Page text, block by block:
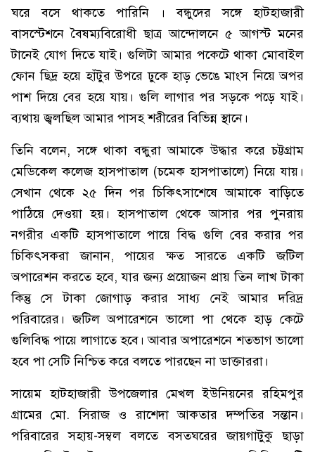
ঘরে বসে থাকতে পারিনি । বন্ধুদের সঙ্গে হাটহাজারী
বাসস্টেশনে বৈষম্যবিরোধী ছাত্র আন্দোলনে ৫ আগস্ট মনের
টানেই যোগ দিতে যাই। গুলিটা আমার পকেটে থাকা মোবাইল
ফোন ছিদ্র হয়ে হাঁটুর উপরে ঢুকে হাড় ভেঙে মাংস নিয়ে অপর
পাশ দিয়ে বের হয়ে যায়। গুলি লাগার পর সড়কে পড়ে যাই।
ব্যথায় জ্বলছিল আমার পাসহ শরীরের বিভিন্ন স্থানে।
তিনি বলেন, সঙ্গে থাকা বন্ধুরা আমাকে উদ্ধার করে চট্টগ্রাম
মেডিকেল কলেজ হাসপাতাল (চমেক হাসপাতালে) নিয়ে যায়।
সেখান থেকে ২৫ দিন পর চিকিৎসাশেষে আমাকে বাড়িতে
পাঠিয়ে দেওয়া হয়। হাসপাতাল থেকে আসার পর পুনরায়
নগরীর একটি হাসপাতালে পায়ে বিদ্ধ গুলি বের করার পর
চিকিৎসকরা জানান, পায়ের ক্ষত সারতে একটি জটিল
অপারেশন করতে হবে, যার জন্য প্রয়োজন প্রায় তিন লাখ টাকা
কিন্তু সে টাকা জোগাড় করার সাধ্য নেই আমার দরিদ্র
পরিবারের। জটিল অপারেশনে ভালো পা থেকে হাড় কেটে
গুলিবিদ্ধ পায়ে লাগাতে হবে। আবার অপারেশনে শতভাগ ভালো
হবে পা সেটি নিশ্চিত করে বলতে পারছেন না ডাক্তাররা।
সায়েম হাটহাজারী উপজেলার মেখল ইউনিয়নের রহিমপুর
গ্রামের মো. সিরাজ ও রাশেদা আকতার দম্পতির সন্তান।
পরিবারের সহায়-সম্বল বলতে বসতঘরের জায়গাটুকু ছাড়া